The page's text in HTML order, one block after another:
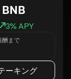
BNB
3% APY
酬まで
ーキング